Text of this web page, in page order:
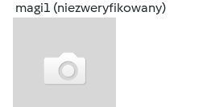
magi1 (niezweryfikowany)